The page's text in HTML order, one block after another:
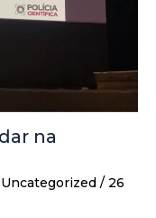
na
Uncategorized / 26